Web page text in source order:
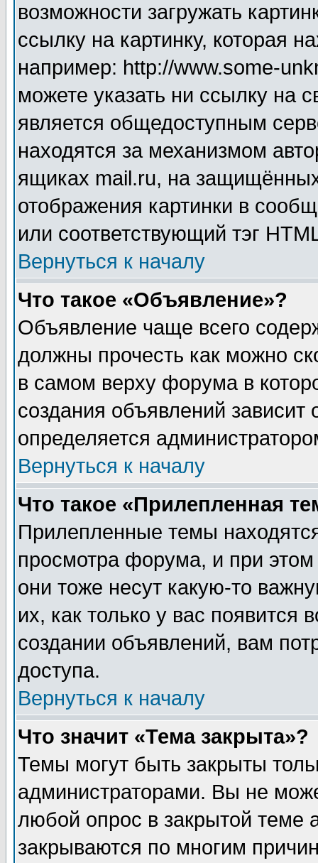
возможности загружать
ссылку на картинку, которая
например: http://www.some-
можете указать ни ссылку на
является общедоступным
находятся за механизмом
ящиках mail.ru, на
отображения картинки в
или соответствующий тэг
Вернуться к началу
Что такое «Объявление»?
Объявление чаще всего
должны прочесть как можно
в самом верху форума в
создания объявлений зависит
определяется
Вернуться к началу
Что такое «Прилепленная
Прилепленные темы
просмотра форума, и при
они тоже несут какую-то
их, как только у вас появится
создании объявлений, вам
доступа.
Вернуться к началу
Что значит «Тема закрыта»?
Темы могут быть закрыты
администраторами. Вы не
любой опрос в закрытой теме
закрываются по многим